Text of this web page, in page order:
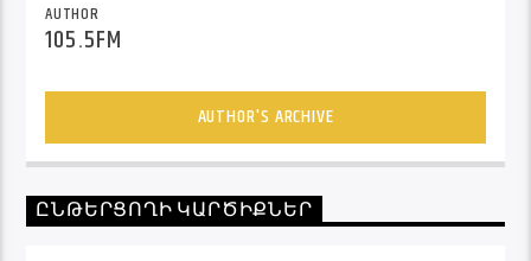
AUTHOR
105.5FM
AUTHOR'S ARCHIVE
ԸՆԹԵՐՑՈՂԻ ԿԱՐԾԻՔՆԵՐ